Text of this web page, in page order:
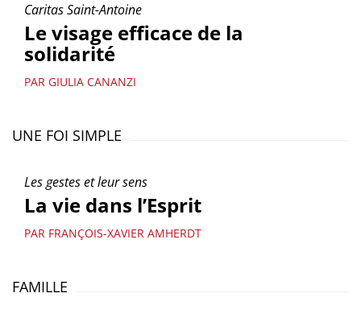
Caritas Saint-Antoine
Le visage efficace de la
solidarité
PAR GIULIA CANANZI
UNE FOI SIMPLE
Les gestes et leur sens
La vie dans l’Esprit
PAR FRANÇOIS-XAVIER AMHERDT
FAMILLE